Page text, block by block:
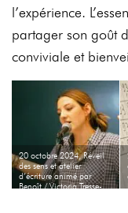
l’expérience.
partager son goût
conviviale et
20 octobre 2024, Réveil
des sens et atelier
d’écriture animé par
Benoît / Victoria Tresse-